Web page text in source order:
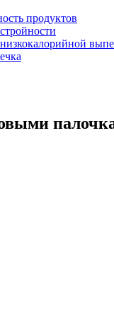
продуктов